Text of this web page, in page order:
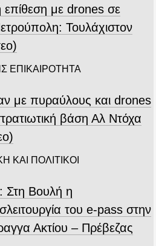
επίθεση με drones σε
Τουλάχιστον
ΕΠΙΚΑΙΡΟΤΗΤΑ
με πυραύλους και drones
βάση Αλ Ντόχα
ΚΑΙ ΠΟΛΙΤΙΚΟΙ
Στη Βουλή η
του e-pass στην
Ακτίου – Πρέβεζας